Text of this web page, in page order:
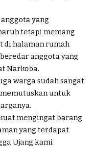
yang
tetapi memang
di halaman rumah
anggota yang
Narkoba.
warga sudah sangat
untuk
mengingat barang
yang terdapat
Ujang kami